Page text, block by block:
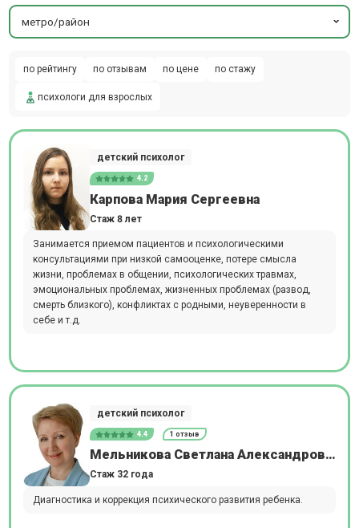
метро/район
по рейтингу по отзывам по цене по стажу
психологи для взрослых
детский психолог
4.2
Карпова Мария Сергеевна
Стаж 8 лет
Занимается приемом пациентов и психологическими
консультациями при низкой самооценке, потере смысла
жизни, проблемах в общении, психологических травмах,
эмоциональных проблемах, жизненных проблемах (развод,
смерть близкого), конфликтах с родными, неуверенности в
себе и т.д.
детский психолог
4.4 1 отзыв
Мельникова Светлана Александровна
Стаж 32 года
Диагностика и коррекция психического развития ребенка.